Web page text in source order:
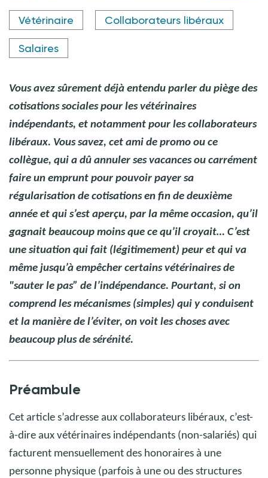
Crédit photo @ Franck Chapolard - stock.adobe.com
Vétérinaire Collaborateurs libéraux
Salaires
Vous avez sûrement déjà entendu parler du piège des
cotisations sociales pour les vétérinaires
indépendants, et notamment pour les collaborateurs
libéraux. Vous savez, cet ami de promo ou ce
collègue, qui a dû annuler ses vacances ou carrément
faire un emprunt pour pouvoir payer sa
régularisation de cotisations en fin de deuxième
année et qui s’est aperçu, par la même occasion, qu’il
gagnait beaucoup moins que ce qu’il croyait… C’est
une situation qui fait (légitimement) peur et qui va
même jusqu’à empêcher certains vétérinaires de
"sauter le pas” de l’indépendance. Pourtant, si on
comprend les mécanismes (simples) qui y conduisent
et la manière de l’éviter, on voit les choses avec
beaucoup plus de sérénité.
Préambule
Cet article s’adresse aux collaborateurs libéraux, c’est-
à-dire aux vétérinaires indépendants (non-salariés) qui
facturent mensuellement des honoraires à une
personne physique (parfois à une ou des structures